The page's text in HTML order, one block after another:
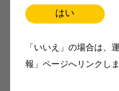
はい
「いいえ」の場合は、
報」ページへリンクしま
製品価格